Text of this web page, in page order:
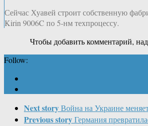
Сейчас Хуавей строит собственную
Kirin 9006C по 5-нм техпроцессу.
Чтобы добавить комментарий,
Follow:
Next storyВойна на Украине
Previous storyГермания